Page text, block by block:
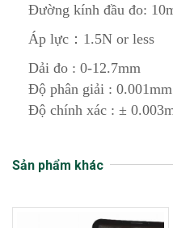
Đường kính đầu đo:
Áp lực：1.5N or less
Dải đo : 0-12.7mm
Độ phân giải : 0.001mm
Độ chính xác : ±
Sản phẩm khác